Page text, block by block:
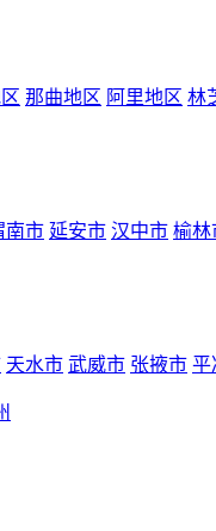
那曲地区 阿里地区 林
南市 延安市 汉中市 榆林
天水市 武威市 张掖市 平